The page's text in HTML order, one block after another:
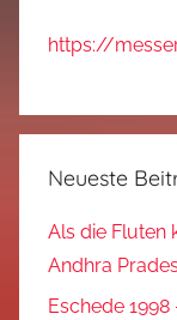
https://
Neueste
Als die Fluten
Andhra
Eschede